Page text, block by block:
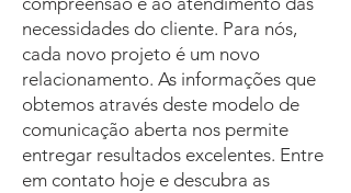
necessidades do cliente. Para nós,
cada novo projeto é um novo
relacionamento. As informações que
obtemos através deste modelo de
comunicação aberta nos permite
entregar resultados excelentes. Entre
em contato hoje e descubra as